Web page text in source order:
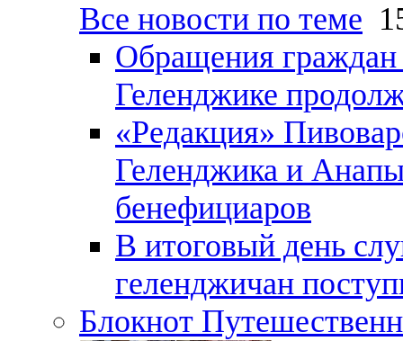
Все новости по теме
Обращения граждан
Геленджике
«Редакция»
Геленджика и
бенефициаров
В итоговый день
геленджичан
Блокнот